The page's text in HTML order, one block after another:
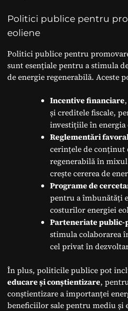
Politici publice pentru
eoliene
Politici publice pentru
sunt esențiale pentru a stimula
de energie regenerabilă. Aceste
Incentive financiare
și creditele fiscale,
investițiile în energia
Reglementări
cerințele de conținut
regenerabilă în
crește cererea de
Programe de
pentru a îmbunătăți
costurilor energiei
Parteneriate
stimula colaborarea
cel privat în
În plus, politicile publice pot
educare și conștientizare,
conștientizare a importanței
beneficiilor sale pentru mediu și